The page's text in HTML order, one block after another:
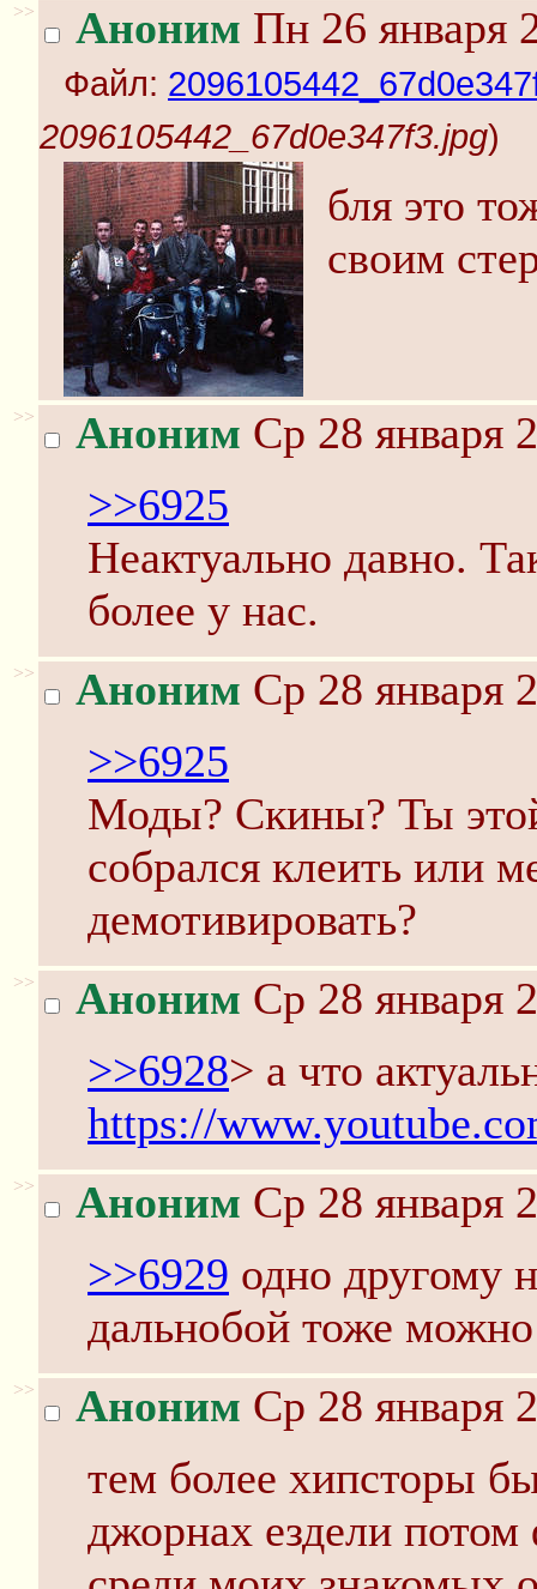
>> Аноним Пн 26 января
Файл:
2096105442_67d0e347f3.jpg)
бля это
своим
>> Аноним Ср 28 января
>>6925
Неактуально давно.
более у нас.
>> Аноним Ср 28 января
>>6925
Моды? Скины? Ты
собрался клеить или
демотивировать?
>> Аноним Ср 28 января
>>6928> а что
https://
>> Аноним Ср 28 января
>>6929 одно другому
дальнобой тоже
>> Аноним Ср 28 января
тем более хипсторы
джорнах ездели